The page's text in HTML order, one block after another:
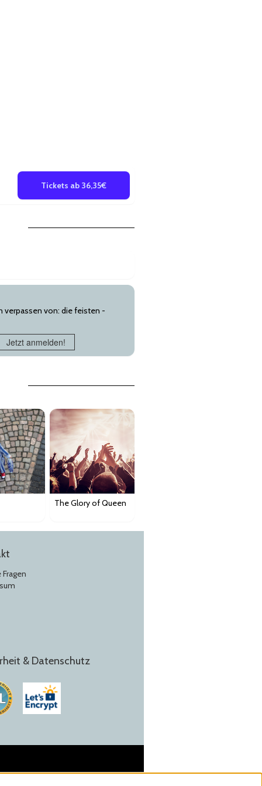
Tickets ab 36,35€
verpassen von: die feisten -
Jetzt anmelden!
The Glory of Queen
Fragen
& Datenschutz